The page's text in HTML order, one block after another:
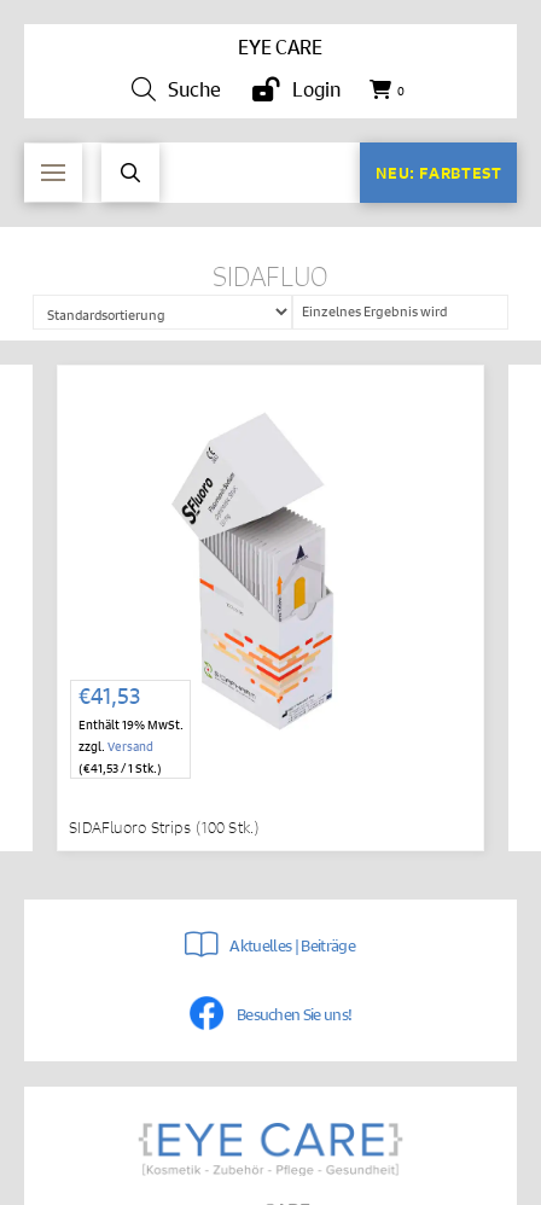
EYE CARE
Suche
Login 0
NEU: FARBTEST
SIDAFLUO
Einzelnes Ergebnis wird
angezeigt
€41,53
Enthält 19% MwSt.
zzgl. Versand
(€41,53/ 1 Stk.)
IN DEN WARENKORB
SIDAFluoro Strips (100 Stk.)
Aktuelles | Beiträge
Besuchen Sie uns!